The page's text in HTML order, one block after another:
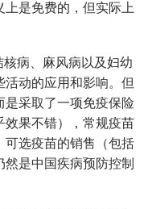
是免费的，但实际上
病、麻风病以及妇幼
动的应用和影响。但
是采取了一项免疫保险
效果不错），常规疫苗
可选疫苗的销售（包括
是中国疾病预防控制